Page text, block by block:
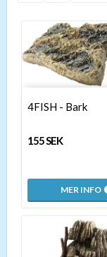
4FISH - Bark
155 SEK
MER INFO